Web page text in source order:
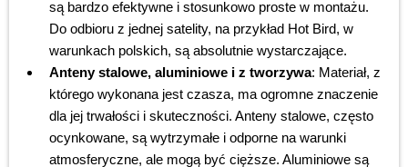
są bardzo efektywne i stosunkowo proste w montażu.
Do odbioru z jednej satelity, na przykład Hot Bird, w
warunkach polskich, są absolutnie wystarczające.
Anteny stalowe, aluminiowe i z tworzywa: Materiał, z
którego wykonana jest czasza, ma ogromne znaczenie
dla jej trwałości i skuteczności. Anteny stalowe, często
ocynkowane, są wytrzymałe i odporne na warunki
atmosferyczne, ale mogą być cięższe. Aluminiowe są